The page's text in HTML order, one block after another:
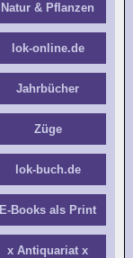
Natur & Pflanzen
lok-online.de
Jahrbücher
Züge
lok-buch.de
E-Books als Print
x Antiquariat x